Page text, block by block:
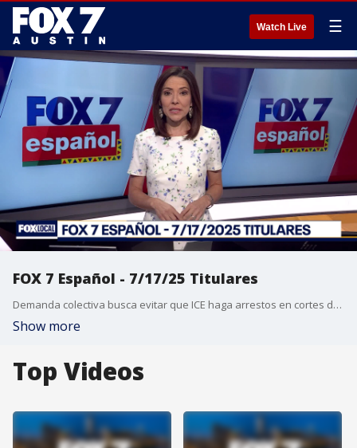
Watch Live ☰
FOX 7 Español - 7/17/25 Titulares
Demanda colectiva busca evitar que ICE haga arrestos en cortes de inmigración. Juez retrasa decisión sobre liberación de Kilmar Abrego García a custodia de ICE. El equipo SWAT del APD arresta a un sujeto atrincherado en el este de Austin después de más de 5 horas de negociaciones. Nuevas preguntas sobre si el director de Camp Mystic vio la alerta de advertencia de inundación. El cantante Pat Green, que perdió a cuatro familiares en una inundación en Texas, recauda un millón de dólares en un concierto benéfico. Pronóstico del tiempo de hoy.
Show more
Top Videos